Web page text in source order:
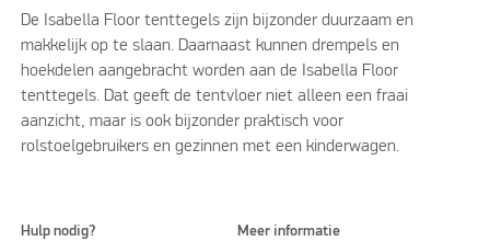
De Isabella Floor tenttegels zijn bijzonder duurzaam en
makkelijk op te slaan. Daarnaast kunnen drempels en
hoekdelen aangebracht worden aan de Isabella Floor
tenttegels. Dat geeft de tentvloer niet alleen een fraai
aanzicht, maar is ook bijzonder praktisch voor
rolstoelgebruikers en gezinnen met een kinderwagen.
Hulp nodig? Meer informatie